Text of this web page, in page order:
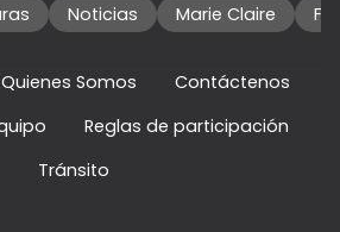
Noticias Marie Claire
Quienes Somos
Contáctenos
Reglas de participación
Tránsito